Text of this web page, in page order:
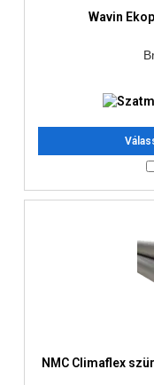
Wavin
NMC Climaflex